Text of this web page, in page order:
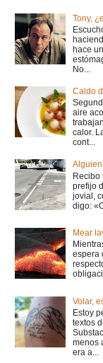
Tony,
hace
No...
Caldo
aire
calor.
cont...
Recibo
prefijo
jovial,
digo:
Mear
espera
Volar,
Estoy
textos
menos
era a...